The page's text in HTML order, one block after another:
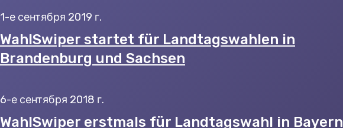
1-е сентября 2019 г.
WahlSwiper startet für Landtagswahlen in
Brandenburg und Sachsen
6-е сентября 2018 г.
WahlSwiper erstmals für Landtagswahl in Bayern